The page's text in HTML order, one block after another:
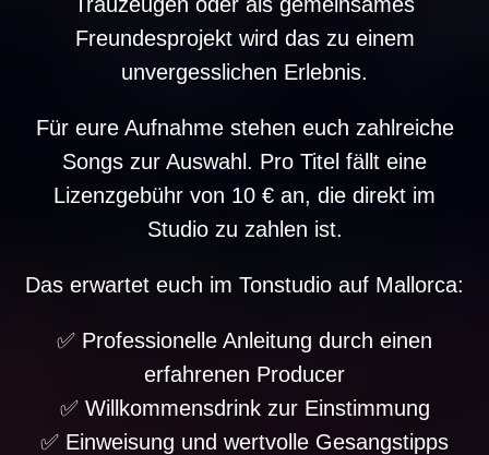
Freundesprojekt wird das zu einem
unvergesslichen Erlebnis.
Für eure Aufnahme stehen euch zahlreiche
Songs zur Auswahl. Pro Titel fällt eine
Lizenzgebühr von 10 € an, die direkt im
Studio zu zahlen ist.
Das erwartet euch im Tonstudio auf Mallorca:
✅ Professionelle Anleitung durch einen
erfahrenen Producer
✅ Willkommensdrink zur Einstimmung
✅ Einweisung und wertvolle Gesangstipps